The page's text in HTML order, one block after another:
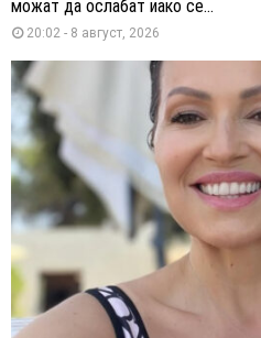
можат да ослабат иако се...
20:02 - 8 август, 2026